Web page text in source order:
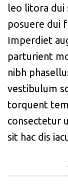
leo litora dui
posuere dui
Imperdiet
parturient
nibh
vestibulum
torquent
consectetur
sit hac dis